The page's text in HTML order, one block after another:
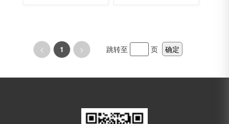
< 1 > 跳转至 页 确定